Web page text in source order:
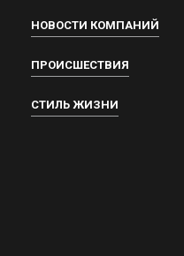
НОВОСТИ КОМПАНИЙ
ПРОИСШЕСТВИЯ
СТИЛЬ ЖИЗНИ